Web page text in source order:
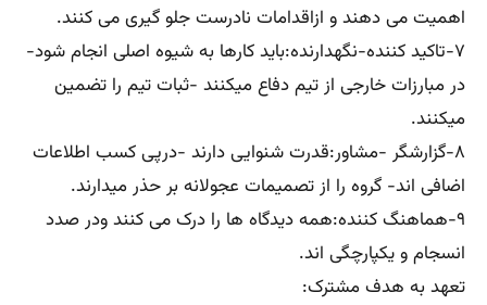
اهمیت می دهند و ازاقدامات نادرست جلو گیری می کنند.
۷-تاکید کننده-نگهدارنده:باید کارها به شیوه اصلی انجام شود-
در مبارزات خارجی از تیم دفاع میکنند -ثبات تیم را تضمین
میکنند.
۸-گزارشگر -مشاور:قدرت شنوایی دارند -درپی کسب اطلاعات
اضافی اند- گروه را از تصمیمات عجولانه بر حذر میدارند.
۹-هماهنگ کننده:همه دیدگاه ها را درک می کنند ودر صدد
انسجام و یکپارچگی اند.
تعهد به هدف مشترک: